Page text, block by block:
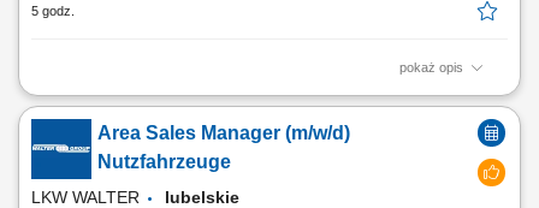
5 godz.
pokaż opis
Stellenbeschreibung Deine Aufgaben Transportabwicklung: Nach der
übergeordneten Transportplanung übernimmst du die tägliche
Disposition und begleitest internationale Transporte zuverlässig durch
die operative Abwicklung; Wirtschaftliche Entscheidungen: Du
vergleichst verfügbare...
Area Sales Manager (m/w/d)
Nutzfahrzeuge
LKW WALTER lubelskie